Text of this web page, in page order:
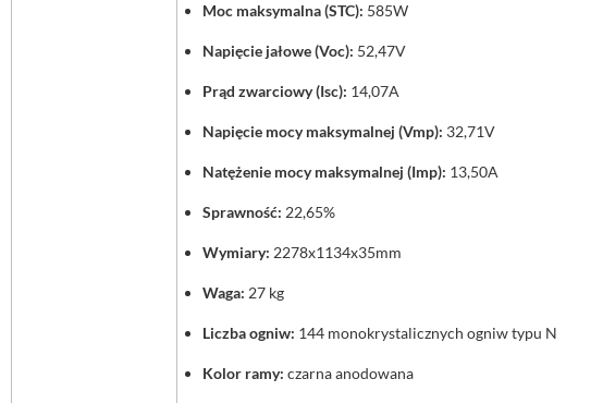
Moc maksymalna (STC): 585W
Napięcie jałowe (Voc): 52,47V
Prąd zwarciowy (Isc): 14,07A
Napięcie mocy maksymalnej (Vmp): 32,71V
Natężenie mocy maksymalnej (Imp): 13,50A
Sprawność: 22,65%
Wymiary: 2278x1134x35mm
Waga: 27 kg
Liczba ogniw: 144 monokrystalicznych ogniw typu N
Kolor ramy: czarna anodowana